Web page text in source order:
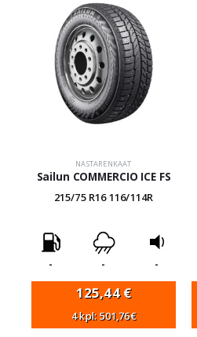
NASTARENKAAT
Sailun COMMERCIO ICE FS
215/75 R16 116/114R
- - -
125,44€
4 kpl: 501,76€